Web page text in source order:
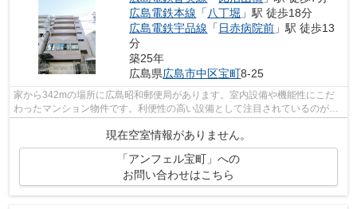
広島電鉄本線 「 八丁堀 」駅 徒歩18分
広島電鉄宇品線 「 日赤病院前 」駅 徒歩13
分
築25年
広島県広島市中区宝町8-25
家から342mの場所に広島昭和郵便局があります。室内設備や機能性にこだ
わったマンション物件です。利便性の高い設備として注目されているのが敷
現在空室情報がありません。
「アンフェル宝町」への
お問い合わせはこちら